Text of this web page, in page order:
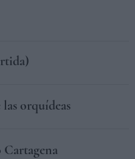
orquídeas